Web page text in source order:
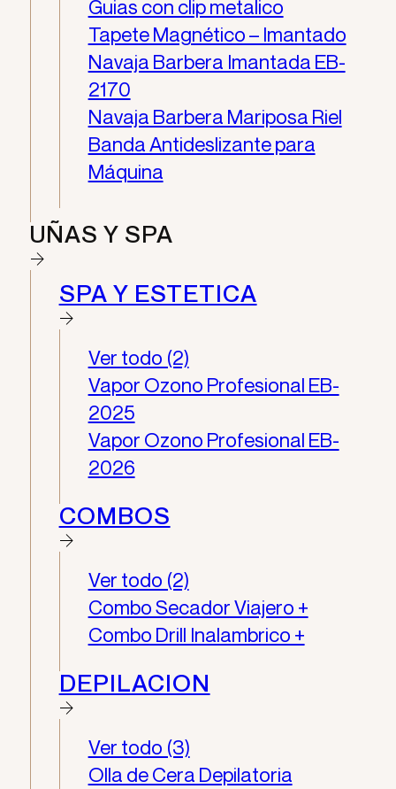
Guias con clip metalico
Tapete Magnético – Imantado
Navaja Barbera Imantada EB-
2170
Navaja Barbera Mariposa Riel
Banda Antideslizante para
Máquina
UÑAS Y SPA
SPA Y ESTETICA
Ver todo (2)
Vapor Ozono Profesional EB-
2025
Vapor Ozono Profesional EB-
2026
COMBOS
Ver todo (2)
Combo Secador Viajero +
Combo Drill Inalambrico +
DEPILACION
Ver todo (3)
Olla de Cera Depilatoria